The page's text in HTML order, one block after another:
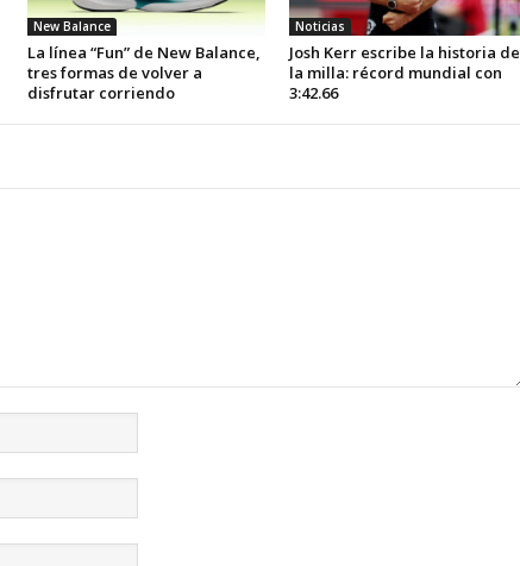
New Balance
La línea “Fun” de New Balance,
tres formas de volver a
disfrutar corriendo
Noticias
Josh Kerr escribe la historia de
la milla: récord mundial con
3:42.66